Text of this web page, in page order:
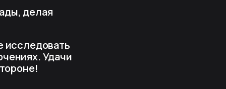
делая
исследовать
Удачи